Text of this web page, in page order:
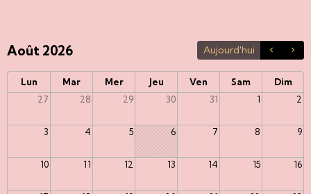
Août 2026 Aujourd'hui
Lun Mar Mer Jeu Ven Sam
Dim
27
28 29 30 31 1 2
3 4 5 6 7 8 9
10 11 12 13 14 15 16